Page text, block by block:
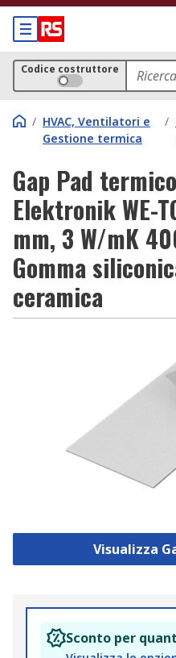
Codice costruttore
/ HVAC, Ventilatori e
Gestione termica
/
Gap Pad
Elektronik WE-
mm, 3 W/mK
Gomma
ceramica
Visualizza
Sconto per